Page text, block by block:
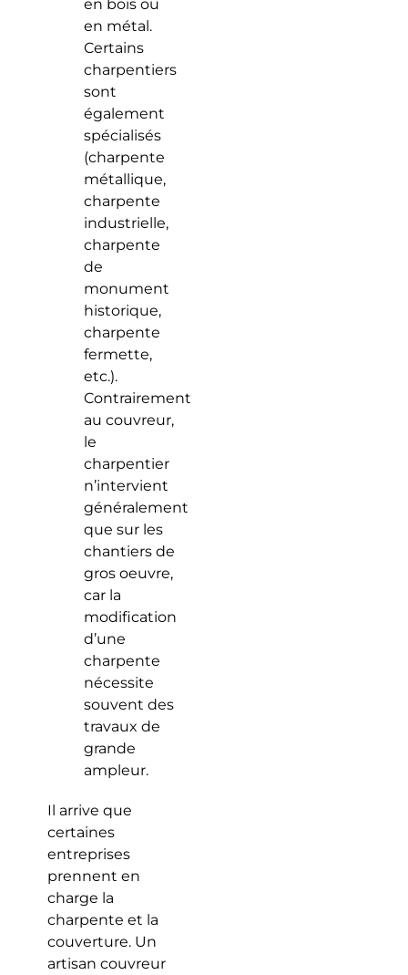
en bois ou
en métal.
Certains
charpentiers
sont
également
spécialisés
(charpente
métallique,
charpente
industrielle,
charpente
de
monument
historique,
charpente
fermette,
etc.).
Contrairement
au couvreur,
le
charpentier
n’intervient
généralement
que sur les
chantiers de
gros oeuvre,
car la
modification
d’une
charpente
nécessite
souvent des
travaux de
grande
ampleur.
Il arrive que
certaines
entreprises
prennent en
charge la
charpente et la
couverture. Un
artisan couvreur